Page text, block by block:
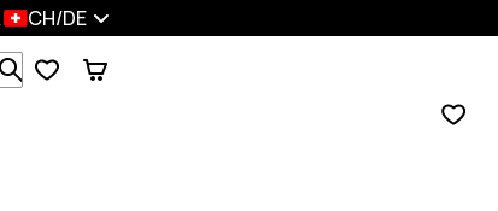
CH/DE
Durchsuche 1 000+ Produkte